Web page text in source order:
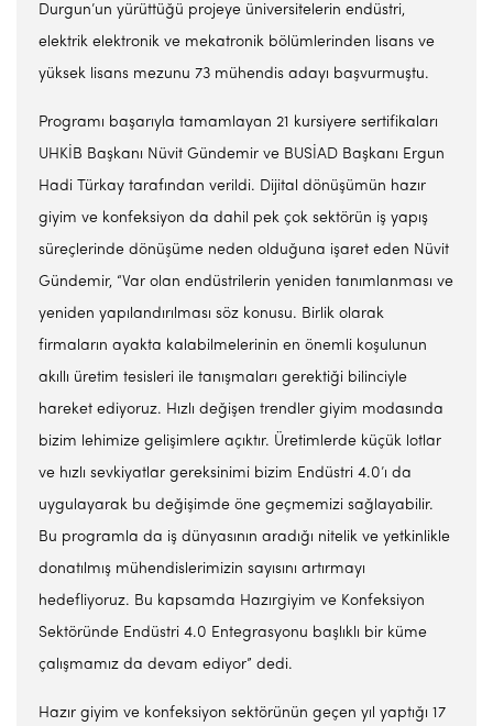
Durgun’un yürüttüğü projeye üniversitelerin endüstri,
elektrik elektronik ve mekatronik bölümlerinden lisans ve
yüksek lisans mezunu 73 mühendis adayı başvurmuştu.
Programı başarıyla tamamlayan 21 kursiyere sertifikaları
UHKİB Başkanı Nüvit Gündemir ve BUSİAD Başkanı Ergun
Hadi Türkay tarafından verildi. Dijital dönüşümün hazır
giyim ve konfeksiyon da dahil pek çok sektörün iş yapış
süreçlerinde dönüşüme neden olduğuna işaret eden Nüvit
Gündemir, “Var olan endüstrilerin yeniden tanımlanması ve
yeniden yapılandırılması söz konusu. Birlik olarak
firmaların ayakta kalabilmelerinin en önemli koşulunun
akıllı üretim tesisleri ile tanışmaları gerektiği bilinciyle
hareket ediyoruz. Hızlı değişen trendler giyim modasında
bizim lehimize gelişimlere açıktır. Üretimlerde küçük lotlar
ve hızlı sevkiyatlar gereksinimi bizim Endüstri 4.0’ı da
uygulayarak bu değişimde öne geçmemizi sağlayabilir.
Bu programla da iş dünyasının aradığı nitelik ve yetkinlikle
donatılmış mühendislerimizin sayısını artırmayı
hedefliyoruz. Bu kapsamda Hazırgiyim ve Konfeksiyon
Sektöründe Endüstri 4.0 Entegrasyonu başlıklı bir küme
çalışmamız da devam ediyor” dedi.
Hazır giyim ve konfeksiyon sektörünün geçen yıl yaptığı 17